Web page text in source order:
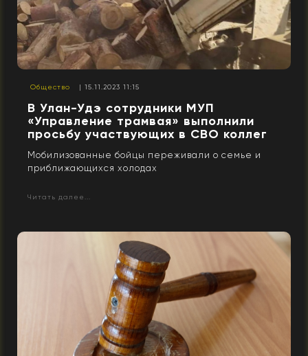
Общество | 15.11.2023 11:15
В Улан-Удэ сотрудники МУП
«Управление трамвая» выполнили
просьбу участвующих в СВО коллег
Мобилизованные бойцы переживали о семье и
приближающихся холодах
Читать далее...